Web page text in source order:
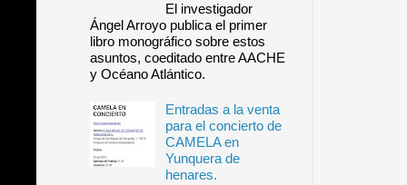
El investigador
Ángel Arroyo publica el primer
libro monográfico sobre estos
asuntos, coeditado entre AACHE
y Océano Atlántico.
Entradas a la venta
para el concierto de
CAMELA en
Yunquera de
henares.